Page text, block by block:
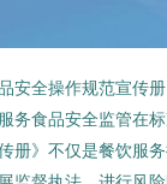
安全操作规范宣传
务食品安全监管在
册》不仅是餐饮服